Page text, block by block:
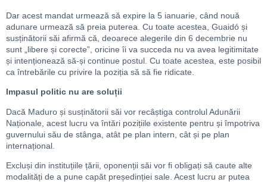
Dar acest mandat urmează să expire la 5 ianuarie, când nouă
adunare urmează să preia puterea. Cu toate acestea, Guaidó și
susținătorii săi afirmă că, deoarece alegerile din 6 decembrie nu
sunt „libere și corecte”, oricine îi va succeda nu va avea legitimitate
și intenționează să-și continue postul. Cu toate acestea, este posibil
ca întrebările cu privire la poziția să să fie ridicate.
Impasul politic nu are soluții
Dacă Maduro și susținătorii săi vor recâștiga controlul Adunării
Naționale, acest lucru va întări pozițiile existente pentru și împotriva
guvernului său de stânga, atât pe plan intern, cât și pe plan
internațional.
Excluși din instituțiile țării, oponenții săi vor fi obligați să caute alte
modalități de a pune capăt președinției sale. Acest lucru ar putea